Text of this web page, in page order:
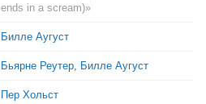
ends in a scream)»
Билле Аугуст
Бьярне Реутер, Билле Аугуст
Пер Хольст